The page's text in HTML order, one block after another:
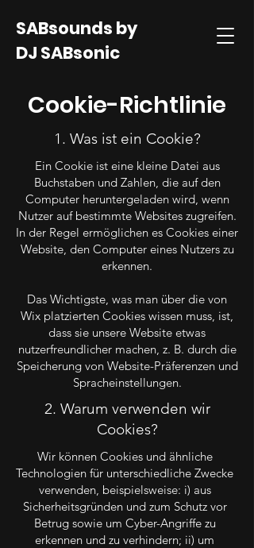
SABsounds by
DJ SABsonic
Cookie-Richtlinie
1. Was ist ein Cookie?
Ein Cookie ist eine kleine Datei aus
Buchstaben und Zahlen, die auf den
Computer heruntergeladen wird, wenn
Nutzer auf bestimmte Websites zugreifen.
In der Regel ermöglichen es Cookies einer
Website, den Computer eines Nutzers zu
erkennen.
Das Wichtigste, was man über die von
Wix platzierten Cookies wissen muss, ist,
dass sie unsere Website etwas
nutzerfreundlicher machen, z. B. durch die
Speicherung von Website-Präferenzen und
Spracheinstellungen.
2. Warum verwenden wir
Cookies?
Wir können Cookies und ähnliche
Technologien für unterschiedliche Zwecke
verwenden, beispielsweise: i) aus
Sicherheitsgründen und zum Schutz vor
Betrug sowie um Cyber-Angriffe zu
erkennen und zu verhindern; ii) um